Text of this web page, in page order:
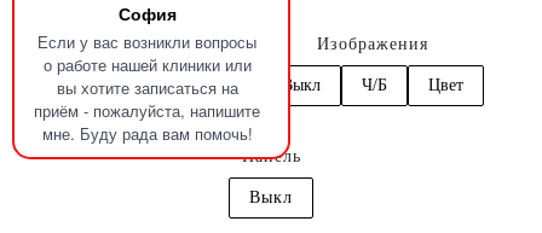
София
Если у вас возникли вопросы
о работе нашей клиники или
вы хотите записаться на
приём - пожалуйста, напишите
мне. Буду рада вам помочь!
Цвет
C C C C C
Изображения
Выкл Ч/Б Цвет
Панель
Выкл
ОтзывФорсова Елизавета
18.08.2021
Посещаем с дочкой клинику не первый раз,